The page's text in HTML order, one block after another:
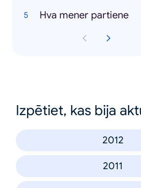
Hva mener partiene
Izpētiet, kas bija
2012
2011